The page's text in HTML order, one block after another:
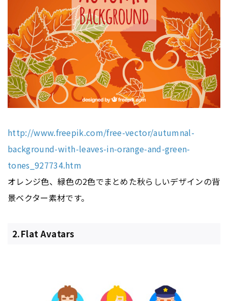
http://www.freepik.com/free-vector/autumnal-
background-with-leaves-in-orange-and-green-
tones_927734.htm
オレンジ色、緑色の2色でまとめた秋らしいデザインの背
景ベクター素材です。
2.Flat Avatars